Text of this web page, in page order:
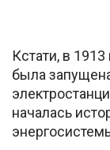
Кстати, в
была
началась